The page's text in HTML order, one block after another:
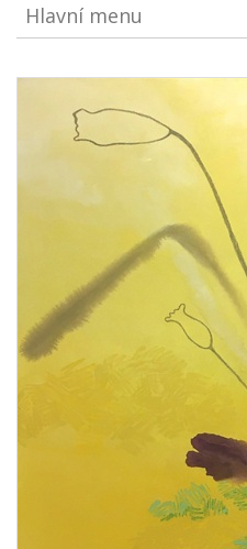
Hlavní menu